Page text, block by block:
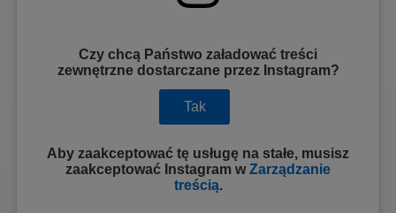
Czy chcą Państwo załadować treści
zewnętrzne dostarczane przez Instagram?
Tak
Aby zaakceptować tę usługę na stałe, musisz
zaakceptować Instagram wZarządzanie
treścią.